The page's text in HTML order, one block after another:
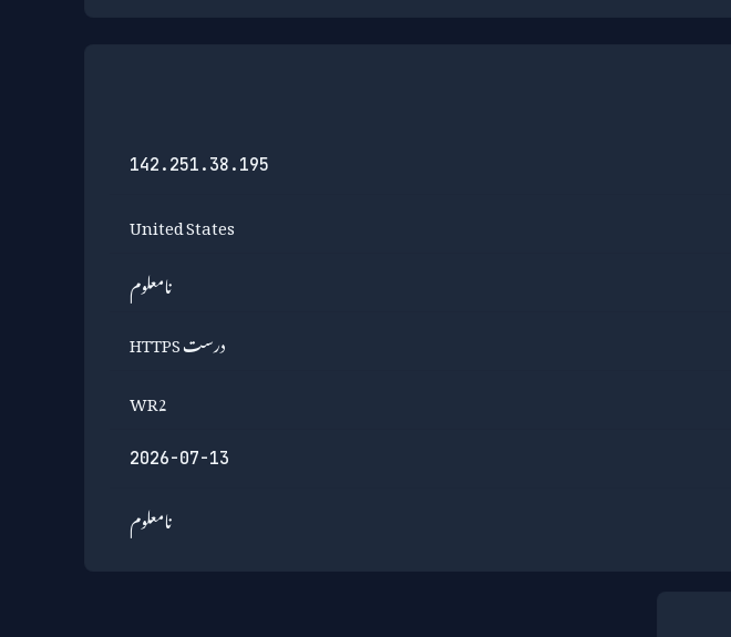
142.251.38.195
United States
نامعلوم
درست HTTPS
WR2
2026-07-13
نامعلوم